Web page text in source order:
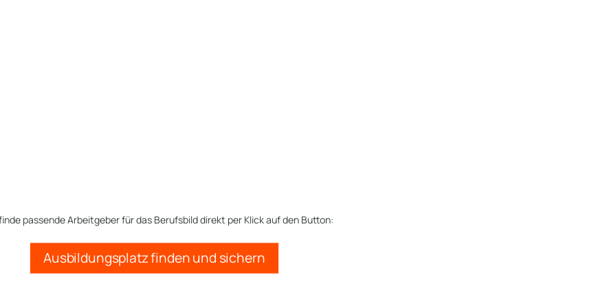
passende Arbeitgeber für das Berufsbild direkt per Klick auf den Button:
Ausbildungsplatz finden und sichern